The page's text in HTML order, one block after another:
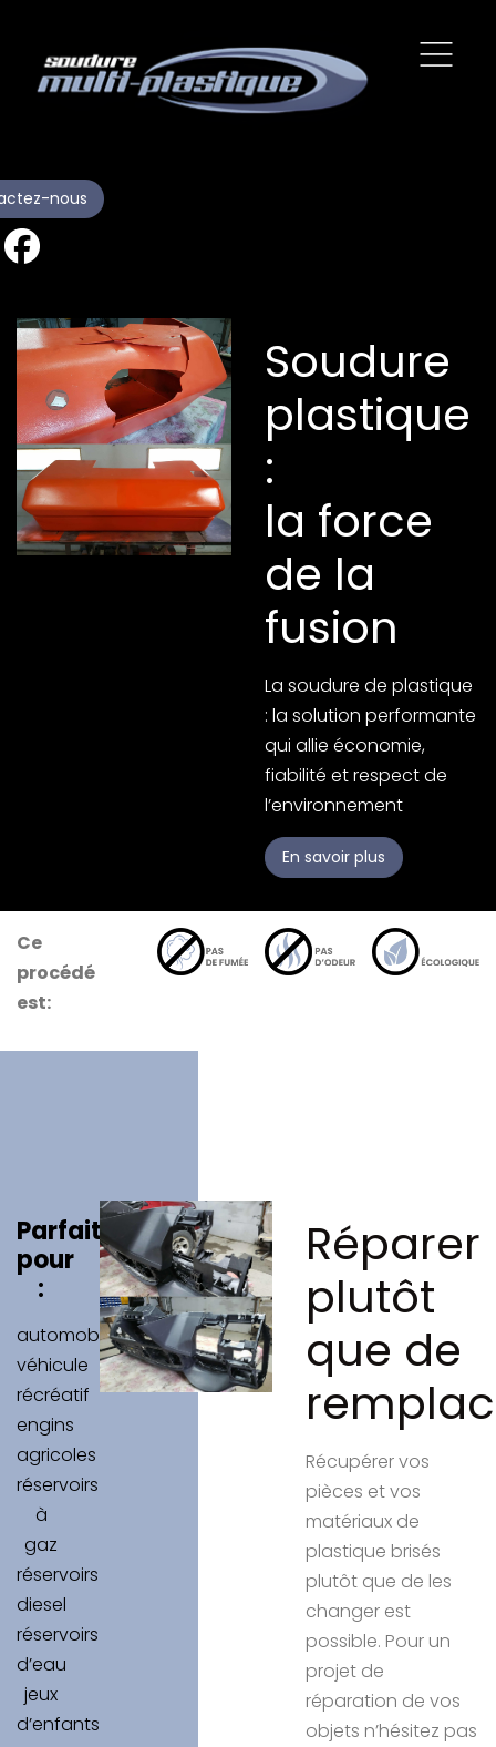
nous
Soudure
plastique
:
la force
de la
fusion
La soudure de plastique
: la solution performante
qui allie économie,
fiabilité et respect de
l’environnement
En savoir plus
Ce
procédé
est:
Parfait
pour
:
automobile
véhicule
récréatif
engins
agricoles
réservoirs
à
gaz
réservoirs
diesel
réservoirs
d’eau
jeux
d’enfants
Réparer
plutôt
que de
Récupérer vos
pièces et vos
matériaux de
plastique brisés
plutôt que de les
changer est
possible. Pour un
projet de
réparation de vos
objets n’hésitez pas